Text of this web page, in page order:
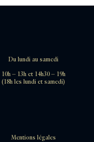
Du lundi au samedi
10h – 13h et 14h30 – 19h
(18h les lundi et samedi)
Mentions légales